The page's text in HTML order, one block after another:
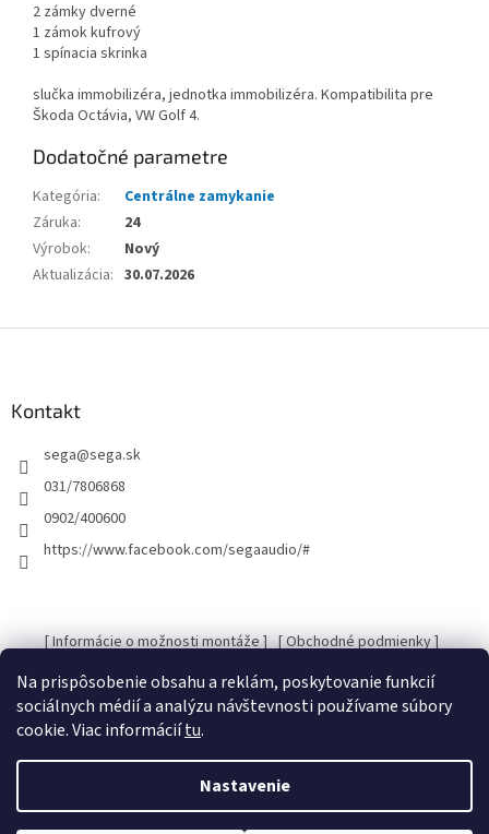
Na prispôsobenie obsahu a reklám, poskytovanie funkcií
sociálnych médií a analýzu návštevnosti používame súbory
cookie. Viac informáciítu.
Nastavenie
2 zámky dverné
1 zámok kufrový
1 spínacia skrinka
slučka immobilizéra, jednotka immobilizéra. Kompatibilita pre
Škoda Octávia, VW Golf 4.
Dodatočné parametre
Kategória:
Centrálne zamykanie
Záruka:
24
Výrobok:
Nový
Aktualizácia: 30.07.2026
Kontakt
sega@sega.sk
031/7806868
0902/400600
https://www.facebook.com/segaaudio/#
[ Informácie o možnosti montáže ] [ Obchodné podmienky ]